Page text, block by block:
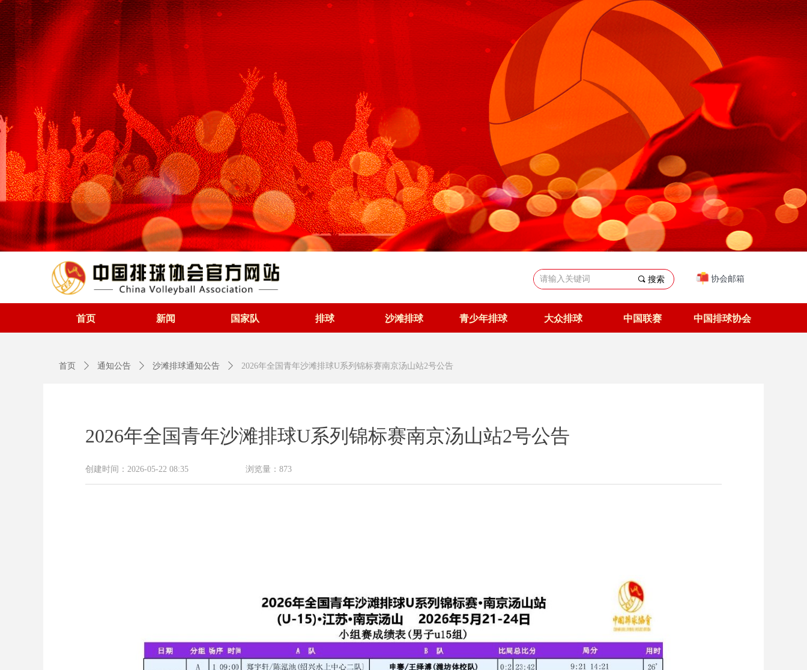
끠 搜索 协会邮箱
首页 新闻 国家队 排球 沙滩排球 青少年排球 大众排球 中国联赛 中国排球协会
2026年全国青年沙滩排球U系列锦标赛南京汤山站2号公告
创建时间： 2026-05-22 08:35 浏览量： 873
首页 ꄲ 通知公告 ꄲ 沙滩排球通知公告 ꄲ 2026年全国青年沙滩排球U系列锦标赛南京汤山站2号公告